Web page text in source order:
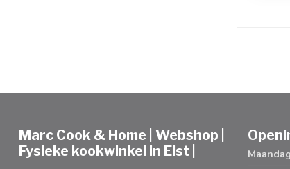
Marc Cook & Home | Webshop |
Fysieke kookwinkel in Elst |